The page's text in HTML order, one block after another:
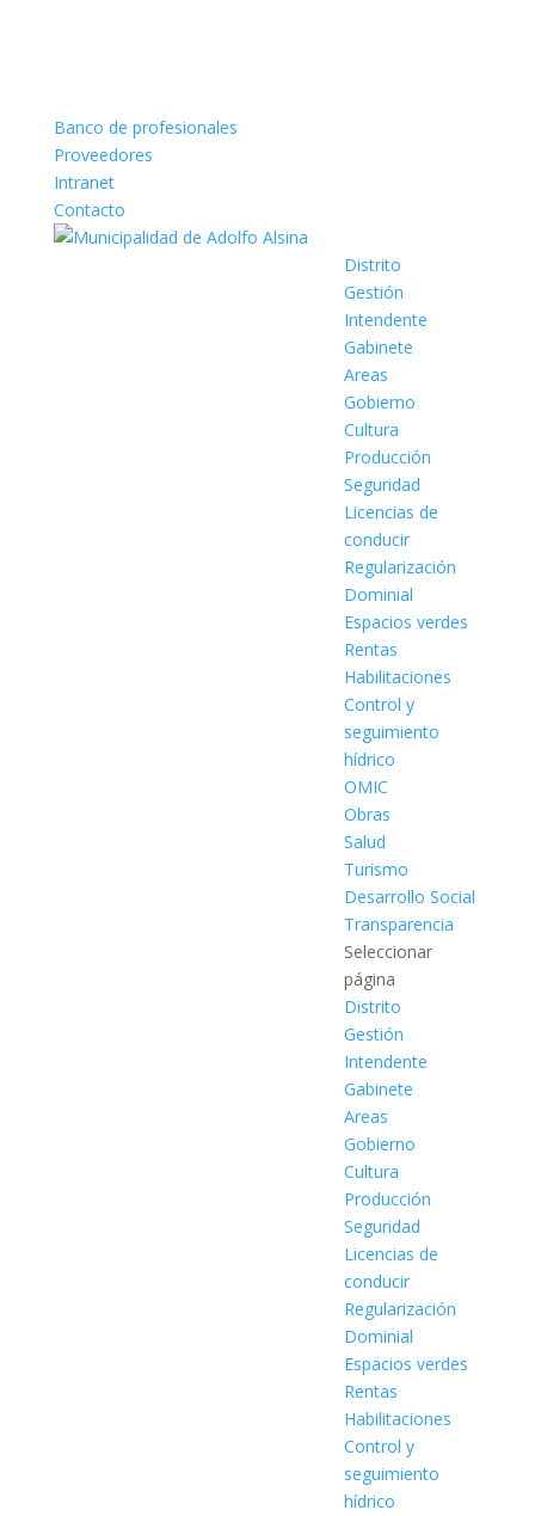
Banco de profesionales
Proveedores
Intranet
Contacto
Distrito
Gestión
Intendente
Gabinete
Areas
Gobierno
Cultura
Producción
Seguridad
Licencias de
conducir
Regularización
Dominial
Espacios verdes
Rentas
Habilitaciones
Control y
seguimiento
hídrico
OMIC
Obras
Salud
Turismo
Desarrollo Social
Transparencia
Seleccionar
página
Distrito
Gestión
Intendente
Gabinete
Areas
Gobierno
Cultura
Producción
Seguridad
Licencias de
conducir
Regularización
Dominial
Espacios verdes
Rentas
Habilitaciones
Control y
seguimiento
hídrico